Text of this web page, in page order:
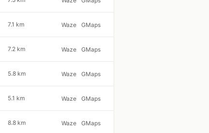
7.1 km Waze GMaps
7.2 km Waze GMaps
5.8 km Waze GMaps
5.1 km Waze GMaps
8.8 km Waze GMaps